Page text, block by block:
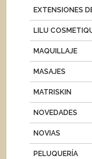
EXTENSIONES
LILU
MAQUILLAJE
MASAJES
MATRISKIN
NOVEDADES
NOVIAS
PELUQUERÍA